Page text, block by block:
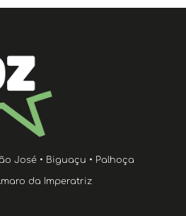
José • Biguaçu • Palhoça
da Imperatriz